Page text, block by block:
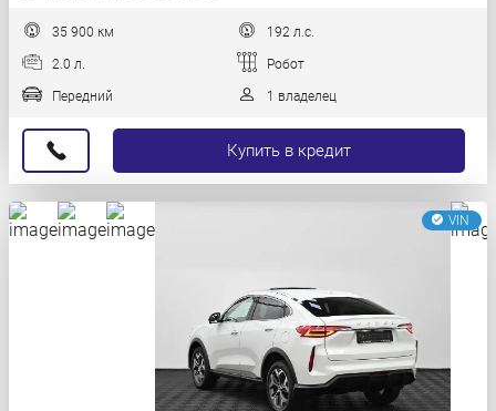
35 900 км 192 л.с.
2.0 л. Робот
Передний 1 владелец
Купить в кредит
VIN